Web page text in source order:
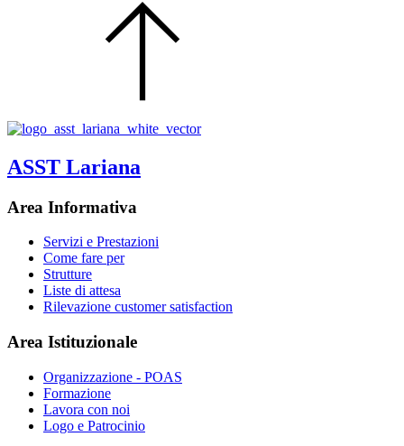
ASST Lariana
Area Informativa
Servizi e Prestazioni
Come fare per
Strutture
Liste di attesa
Rilevazione customer satisfaction
Area Istituzionale
Organizzazione - POAS
Formazione
Lavora con noi
Logo e Patrocinio